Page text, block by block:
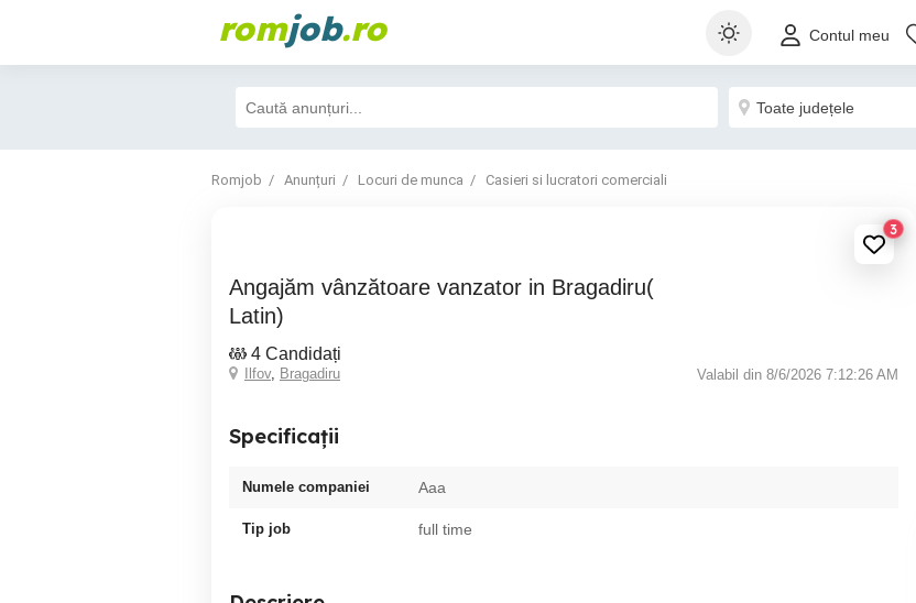
romjob.ro Contul meu
Romjob Anunțuri Locuri de munca Casieri si lucratori comerciali
3
Angajăm vânzătoare vanzator in Bragadiru(
Latin)
4 Candidați
Ilfov, Bragadiru Valabil din 8/6/2026 7:12:26 AM
Specificații
Numele companiei Aaa
Tip job full time